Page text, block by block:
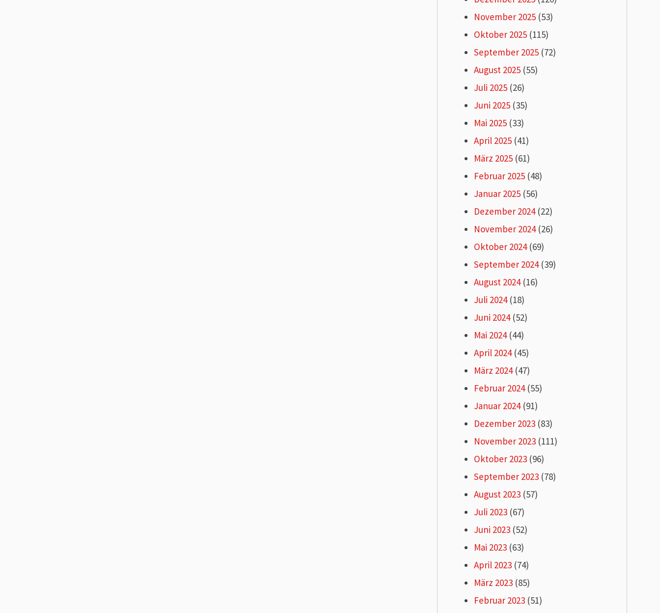
November 2025(53)
Oktober 2025(115)
September 2025(72)
August 2025(55)
Juli 2025(26)
Juni 2025(35)
Mai 2025(33)
April 2025(41)
März 2025(61)
Februar 2025(48)
Januar 2025(56)
Dezember 2024(22)
November 2024(26)
Oktober 2024(69)
September 2024(39)
August 2024(16)
Juli 2024(18)
Juni 2024(52)
Mai 2024(44)
April 2024(45)
März 2024(47)
Februar 2024(55)
Januar 2024(91)
Dezember 2023(83)
November 2023(111)
Oktober 2023(96)
September 2023(78)
August 2023(57)
Juli 2023(67)
Juni 2023(52)
Mai 2023(63)
April 2023(74)
März 2023(85)
Februar 2023(51)